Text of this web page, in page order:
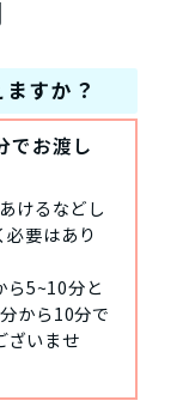
すか？
でお渡し
けるなどし
必要はあり
5~10分と
から10分で
ざいませ